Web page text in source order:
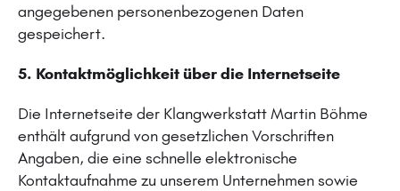
angegebenen personenbezogenen Daten
gespeichert.
5. Kontaktmöglichkeit über die Internetseite
Die Internetseite der Klangwerkstatt Martin Böhme
enthält aufgrund von gesetzlichen Vorschriften
Angaben, die eine schnelle elektronische
Kontaktaufnahme zu unserem Unternehmen sowie